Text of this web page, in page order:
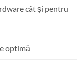
cât și pentru
optimă